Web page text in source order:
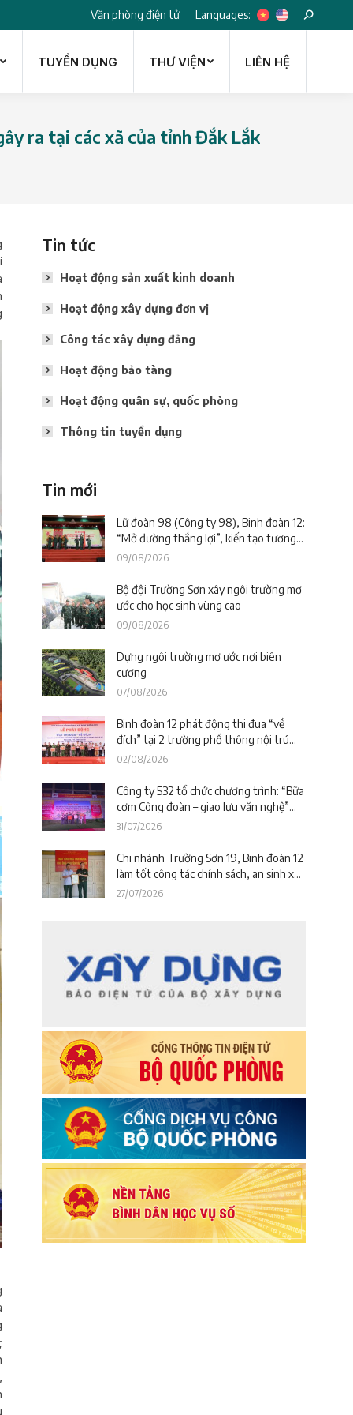
Văn phòng điện tử Languages: Search:
TUYỂN DỤNG THƯ VIỆN LIÊN HỆ
ra tại các xã của tỉnh Đắk Lắk
Tin tức
Hoạt động sản xuất kinh doanh
Hoạt động xây dựng đơn vị
Công tác xây dựng đảng
Hoạt động bảo tàng
Hoạt động quân sự, quốc phòng
Thông tin tuyển dụng
Tin mới
Lữ đoàn 98 (Công ty 98), Binh đoàn 12:
“Mở đường thắng lợi”, kiến tạo tương
lai
09/08/2026
Bộ đội Trường Sơn xây ngôi trường mơ
ước cho học sinh vùng cao
09/08/2026
Dựng ngôi trường mơ ước nơi biên
cương
07/08/2026
Binh đoàn 12 phát động thi đua “về
đích” tại 2 trường phổ thông nội trú
trên địa bàn tỉnh Lào Cai
02/08/2026
Công ty 532 tổ chức chương trình: “Bữa
cơm Công đoàn – giao lưu văn nghệ”
tiếp sức công trường tại dự án Trường
Đà Nẵng)
31/07/2026
Chi nhánh Trường Sơn 19, Binh đoàn 12
làm tốt công tác chính sách, an sinh xã
hội nhân kỷ niệm 79 năm Ngày Thương
27/07/2026
TUYỂN DỤNG THƯ VIỆN LIÊN HỆ